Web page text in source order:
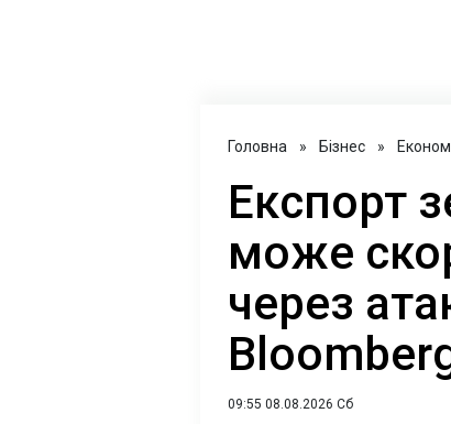
Головна » Бізнес »
Експорт
може
через
09:55 08.08.2026 Сб